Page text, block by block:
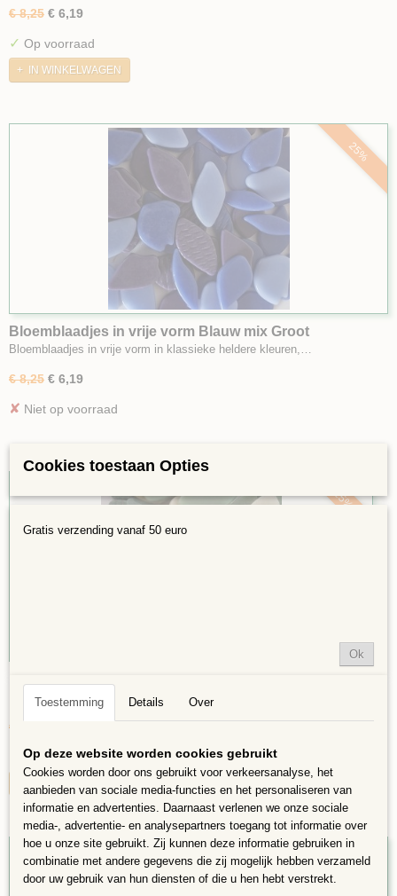
€ 8,25 € 6,19
✓ Op voorraad
IN WINKELWAGEN
25%
Bloemblaadjes in vrije vorm Blauw mix Groot
Bloemblaadjes in vrije vorm in klassieke heldere kleuren,…
€ 8,25 € 6,19
✘ Niet op voorraad
25%
Bloemblaadjes in vrije vorm in klassieke heldere kleuren,…
€ 8,25
Op voorraad
IN WINKELWAGEN
25%
Cookies toestaan Opties
Gratis verzending vanaf 50 euro
Ok
Toestemming Details Over
Op deze website worden cookies gebruikt
Cookies worden door ons gebruikt voor verkeersanalyse, het
aanbieden van sociale media-functies en het personaliseren van
informatie en advertenties. Daarnaast verlenen we onze sociale
media-, advertentie- en analysepartners toegang tot informatie over
hoe u onze site gebruikt. Zij kunnen deze informatie gebruiken in
combinatie met andere gegevens die zij mogelijk hebben verzameld
door uw gebruik van hun diensten of die u hen hebt verstrekt.